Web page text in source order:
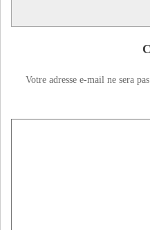
Votre adresse e-mail ne sera